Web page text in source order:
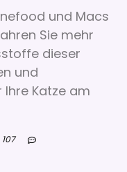
und Macs
Sie mehr
dieser
und
Katze am
107